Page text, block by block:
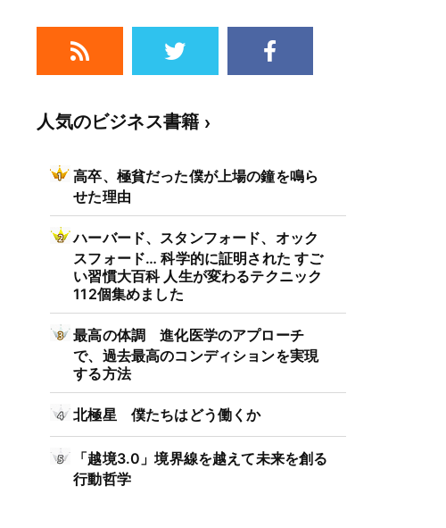
人気のビジネス書籍
高卒、極貧だった僕が上場の鐘を鳴ら
せた理由
ハーバード、スタンフォード、オック
スフォード… 科学的に証明された すご
い習慣大百科 人生が変わるテクニック
112個集めました
最高の体調 進化医学のアプローチ
で、過去最高のコンディションを実現
する方法
北極星 僕たちはどう働くか
「越境3.0」境界線を越えて未来を創る
行動哲学